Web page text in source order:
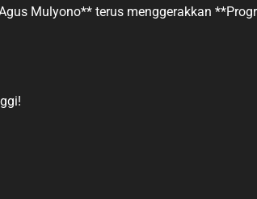
Mulyono** terus menggerakkan